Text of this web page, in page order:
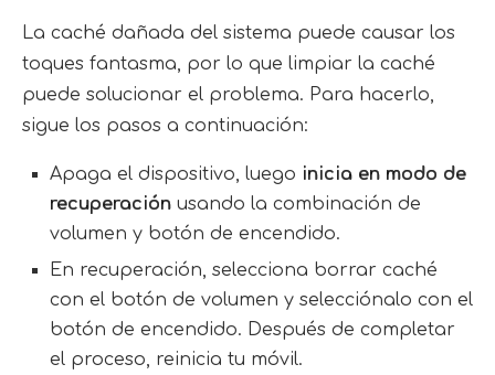
La caché dañada del sistema puede causar los
toques fantasma, por lo que limpiar la caché
puede solucionar el problema. Para hacerlo,
sigue los pasos a continuación:
Apaga el dispositivo, luego inicia en modo de
recuperación usando la combinación de
volumen y botón de encendido.
En recuperación, selecciona borrar caché
con el botón de volumen y selecciónalo con el
botón de encendido. Después de completar
el proceso, reinicia tu móvil.